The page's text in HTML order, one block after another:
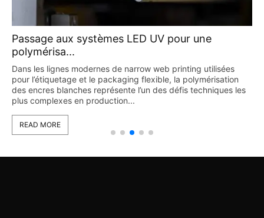
Passage aux systèmes LED UV pour une
polymérisa...
Dans les lignes modernes de narrow web printing utilisées
pour l’étiquetage et le packaging flexible, la polymérisation
des encres blanches représente l’un des défis techniques les
plus complexes en production...
READ MORE